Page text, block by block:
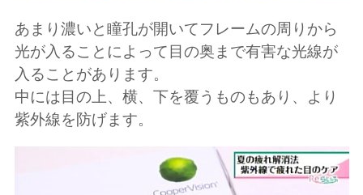
あまり濃いと瞳孔が開いてフレームの周りから
光が入ることによって目の奥まで有害な光線が
入ることがあります。
中には目の上、横、下を覆うものもあり、より
紫外線を防げます。